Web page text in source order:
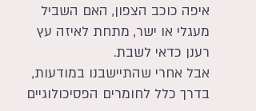
איפה כוכב הצפון, האם השביל
מעגלי או ישר, מתחת לאיזה עץ
רענן כדאי לשבת.
אבל אחרי שהתיישבנו במודעות,
בדרך כלל לחומרים הפסיכולוגיים